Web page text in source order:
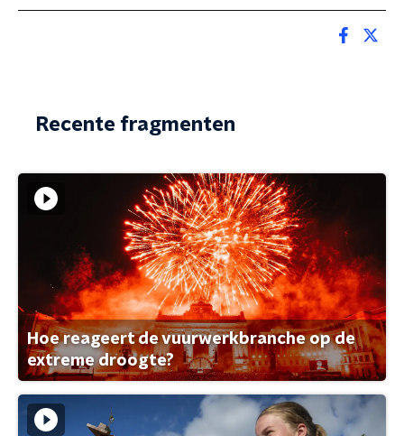
Recente fragmenten
Hoe reageert de vuurwerkbranche op de
extreme droogte?